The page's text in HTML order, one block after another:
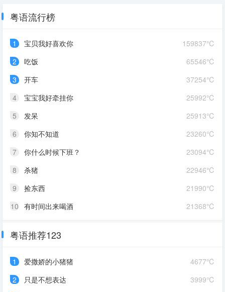
粤语流行榜
159837℃
1
宝贝我好喜欢你
65546℃
2
吃饭
37254℃
3
开车
25992℃
4
宝宝我好牵挂你
25913℃
5
发呆
23260℃
6
你知不知道
23094℃
7
你什么时候下班？
22946℃
8
杀猪
21990℃
9
捡东西
21368℃
10 有时间出来喝酒
粤语推荐123
4677℃
1
爱撒娇的小猪猪
3999℃
2
只是不想表达